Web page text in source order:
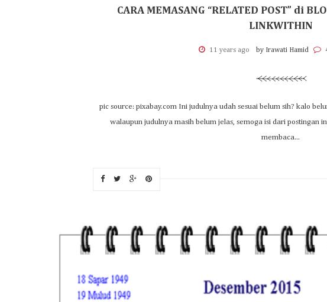
CARA MEMASANG “RELATED POST” di
LINKWITHIN
11 years ago by Irawati Hamid
pic source: pixabay.com Ini judulnya udah sesuai belum sih? kalo
walaupun judulnya masih belum jelas, semoga isi dari postingan
membaca...